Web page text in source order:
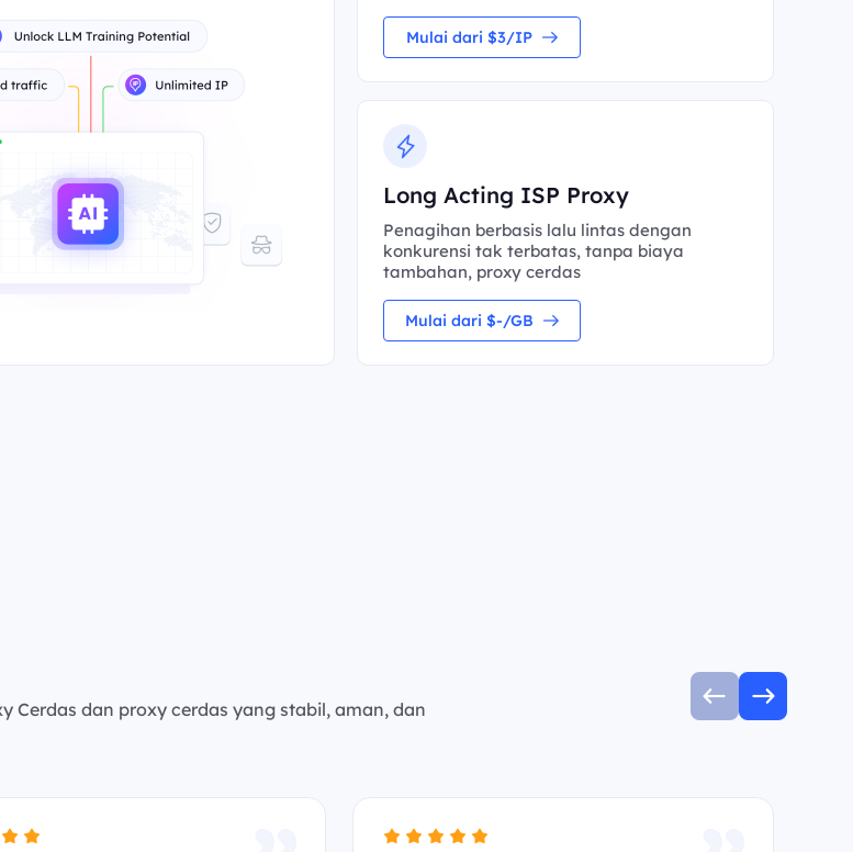
Mulai dari $3/IP
Long Acting ISP Proxy
Penagihan berbasis lalu lintas dengan
konkurensi tak terbatas, tanpa biaya
tambahan, proxy cerdas
Mulai dari $-/GB
Cerdas dan proxy cerdas yang stabil, aman, dan